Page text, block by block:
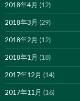
2018年4月 (12)
2018年3月 (29)
2018年2月 (12)
2018年1月 (18)
2017年12月 (14)
2017年11月 (16)